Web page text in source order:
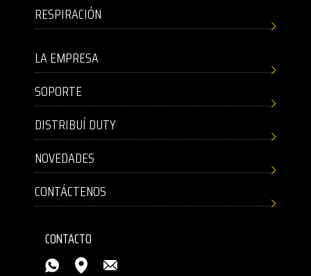
RESPIRACIÓN
LA EMPRESA
SOPORTE
DISTRIBUÍ DUTY
NOVEDADES
CONTÁCTENOS
CONTACTO